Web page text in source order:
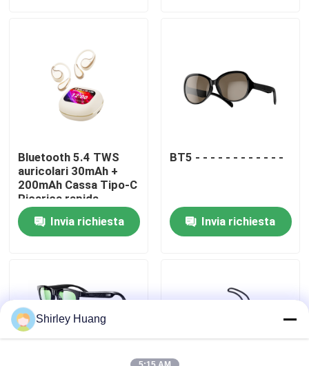
Visita alla fabbrica
Contattaci
Notizie
Chiedi un preventivo
Tastiera e topo di computer metallici
Bluetooth 5.4 TWS
auricolari 30mAh +
200mAh Cassa Tipo-C
Ricarica rapida
Invia richiesta
BT5 - - - - - - - - - - - -
Invia richiesta
Shirley Huang